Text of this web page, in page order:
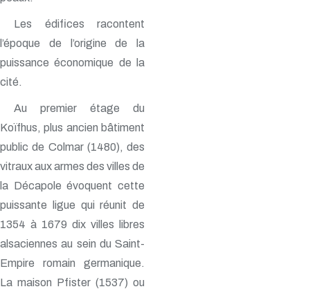
Les édifices racontent
l’époque de l’origine de la
puissance économique de la
cité.
Au premier étage du
Koïfhus, plus ancien bâtiment
public de Colmar (1480), des
vitraux aux armes des villes de
la Décapole évoquent cette
puissante ligue qui réunit de
1354 à 1679 dix villes libres
alsaciennes au sein du Saint-
Empire romain germanique.
La maison Pfister (1537) ou